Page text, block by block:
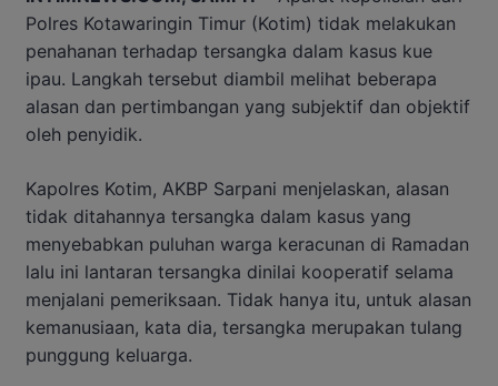
Polres Kotawaringin Timur (Kotim) tidak melakukan
penahanan terhadap tersangka dalam kasus kue
ipau. Langkah tersebut diambil melihat beberapa
alasan dan pertimbangan yang subjektif dan objektif
oleh penyidik.
Kapolres Kotim, AKBP Sarpani menjelaskan, alasan
tidak ditahannya tersangka dalam kasus yang
menyebabkan puluhan warga keracunan di Ramadan
lalu ini lantaran tersangka dinilai kooperatif selama
menjalani pemeriksaan. Tidak hanya itu, untuk alasan
kemanusiaan, kata dia, tersangka merupakan tulang
punggung keluarga.